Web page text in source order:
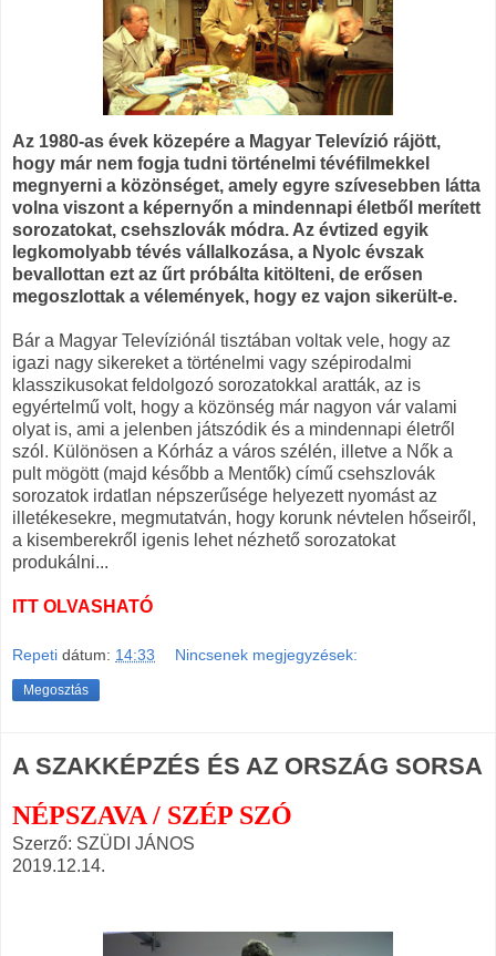
Az 1980-as évek közepére a Magyar Televízió rájött,
hogy már nem fogja tudni történelmi tévéfilmekkel
megnyerni a közönséget, amely egyre szívesebben látta
volna viszont a képernyőn a mindennapi életből merített
sorozatokat, csehszlovák módra. Az évtized egyik
legkomolyabb tévés vállalkozása, a Nyolc évszak
bevallottan ezt az űrt próbálta kitölteni, de erősen
megoszlottak a vélemények, hogy ez vajon sikerült-e.
Bár a Magyar Televíziónál tisztában voltak vele, hogy az
igazi nagy sikereket a történelmi vagy szépirodalmi
klasszikusokat feldolgozó sorozatokkal aratták, az is
egyértelmű volt, hogy a közönség már nagyon vár valami
olyat is, ami a jelenben játszódik és a mindennapi életről
szól. Különösen a Kórház a város szélén, illetve a Nők a
pult mögött (majd később a Mentők) című csehszlovák
sorozatok irdatlan népszerűsége helyezett nyomást az
illetékesekre, megmutatván, hogy korunk névtelen hőseiről,
a kisemberekről igenis lehet nézhető sorozatokat
produkálni...
ITT OLVASHATÓ
Repeti dátum: 14:33 Nincsenek megjegyzések:
Megosztás
A SZAKKÉPZÉS ÉS AZ ORSZÁG SORSA
NÉPSZAVA / SZÉP SZÓ
Szerző: SZÜDI JÁNOS
2019.12.14.